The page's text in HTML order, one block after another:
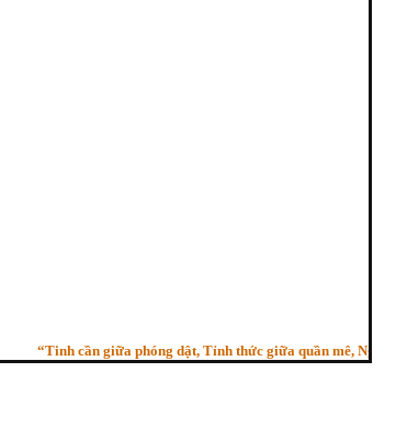
“Tinh cần giữa phóng dật, Tỉnh thức giữa quần mê, Người trí như